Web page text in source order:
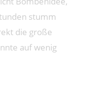
stumm
die große
auf wenig